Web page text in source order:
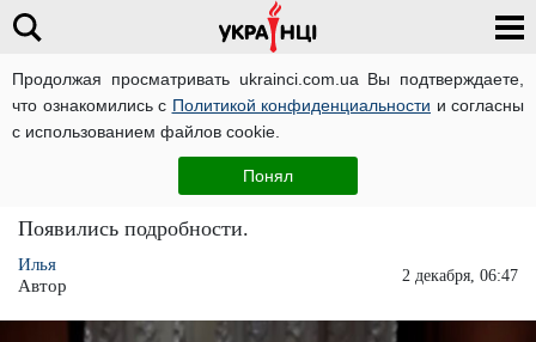
Продолжая просматривать ukrainci.com.ua Вы подтверждаете,
что ознакомились с Политикой конфиденциальности и согласны
с использованием файлов cookie.
Понял
Из Эллен в Эллиота: популярная
американская актриса заявила о смене пола
Появились подробности.
Илья
Автор
2 декабря, 06:47